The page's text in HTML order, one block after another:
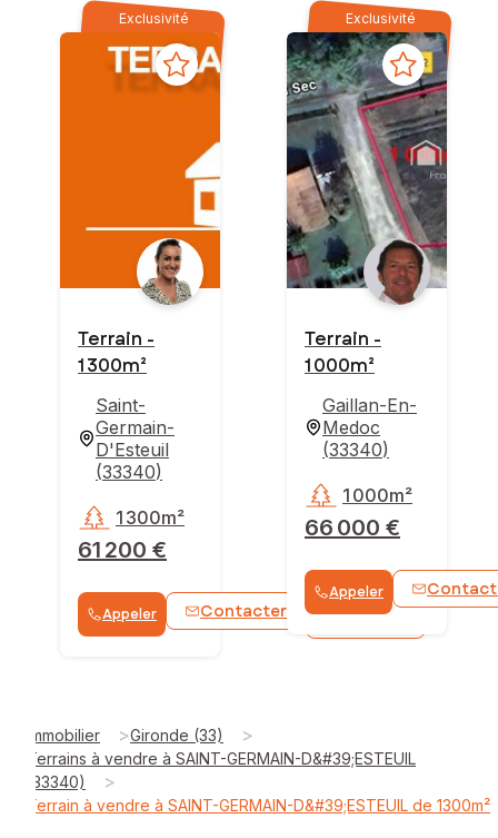
Exclusivité
Terrain -
1 300m²
Saint-
Germain-
D'Esteuil
(33340)
61 200 €
1 300m²
Appeler Contacter WhatsApp
Exclusivité
Terrain -
1 000m²
Gaillan-En-
Medoc
(33340)
66 000 €
1 000m²
Appeler
Immobilier >Gironde (33) >
Terrains à vendre à SAINT-GERMAIN-D&#39;ESTEUIL
(33340)
>
Terrain à vendre à SAINT-GERMAIN-D&#39;ESTEUIL de 1300m²